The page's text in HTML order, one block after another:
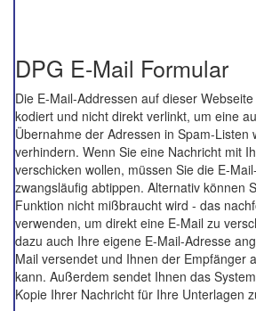
DPG E-Mail Formular
Die E-Mail-Addressen auf dieser
kodiert und nicht direkt verlinkt, um eine
Übernahme der Adressen in Spam-Listen
verhindern. Wenn Sie eine Nachricht mit
verschicken wollen, müssen Sie die E-
zwangsläufig abtippen. Alternativ können
Funktion nicht mißbraucht wird - das
verwenden, um direkt eine E-Mail zu
dazu auch Ihre eigene E-Mail-Adresse
Mail versendet und Ihnen der Empfänger
kann. Außerdem sendet Ihnen das
Kopie Ihrer Nachricht für Ihre Unterlagen